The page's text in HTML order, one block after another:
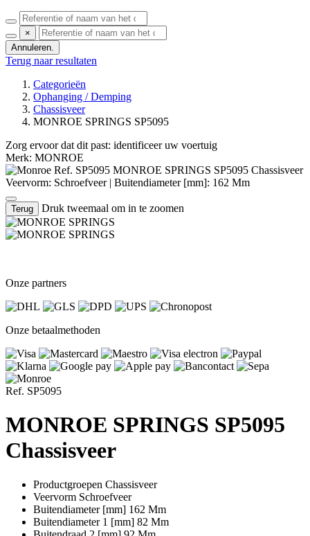
×
Annuleren.
Terug naar resultaten
Categorieën
Ophanging / Demping
Chassisveer
MONROE SPRINGS SP5095
Zorg ervoor dat dit past: identificeer uw voertuig
Merk: MONROE
Ref. SP5095 MONROE SPRINGS SP5095 Chassisveer
Veervorm: Schroefveer | Buitendiameter [mm]: 162 Mm
Terug Druk tweemaal om in te zoomen
Onze partners
Onze betaalmethoden
Ref. SP5095
MONROE SPRINGS SP5095
Chassisveer
Productgroepen Chassisveer
Veervorm Schroefveer
Buitendiameter [mm] 162 Mm
Buitendiameter 1 [mm] 82 Mm